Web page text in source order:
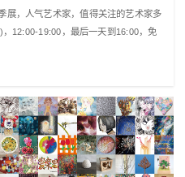
展，人气艺术家，值得关注的艺术家多
12:00-19:00，最后一天到16:00，免